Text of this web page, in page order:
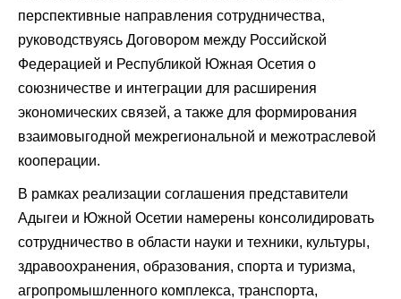
перспективные направления сотрудничества,
руководствуясь Договором между Российской
Федерацией и Республикой Южная Осетия о
союзничестве и интеграции для расширения
экономических связей, а также для формирования
взаимовыгодной межрегиональной и межотраслевой
кооперации.
В рамках реализации соглашения представители
Адыгеи и Южной Осетии намерены консолидировать
сотрудничество в области науки и техники, культуры,
здравоохранения, образования, спорта и туризма,
агропромышленного комплекса, транспорта,